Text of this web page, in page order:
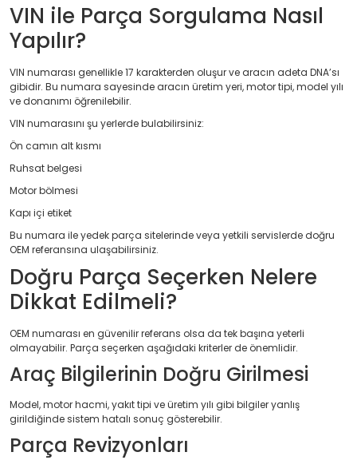
VIN ile Parça Sorgulama Nasıl
Yapılır?
VIN numarası genellikle 17 karakterden oluşur ve aracın adeta DNA’sı
gibidir. Bu numara sayesinde aracın üretim yeri, motor tipi, model yılı
ve donanımı öğrenilebilir.
VIN numarasını şu yerlerde bulabilirsiniz:
Ön camın alt kısmı
Ruhsat belgesi
Motor bölmesi
Kapı içi etiket
Bu numara ile yedek parça sitelerinde veya yetkili servislerde doğru
OEM referansına ulaşabilirsiniz.
Doğru Parça Seçerken Nelere
Dikkat Edilmeli?
OEM numarası en güvenilir referans olsa da tek başına yeterli
olmayabilir. Parça seçerken aşağıdaki kriterler de önemlidir.
Araç Bilgilerinin Doğru Girilmesi
Model, motor hacmi, yakıt tipi ve üretim yılı gibi bilgiler yanlış
girildiğinde sistem hatalı sonuç gösterebilir.
Parça Revizyonları